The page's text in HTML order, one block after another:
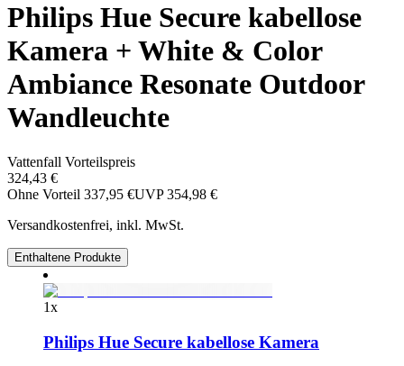
Philips Hue Secure kabellose
Kamera + White & Color
Ambiance Resonate Outdoor
Wandleuchte
Vattenfall Vorteilspreis
324,43 €
Ohne Vorteil 337,95 €UVP 354,98 €
Versandkostenfrei, inkl. MwSt.
Enthaltene Produkte
1x
Philips Hue Secure kabellose Kamera